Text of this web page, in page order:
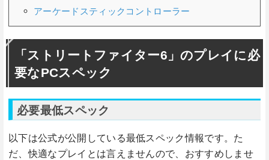
アーケードスティックコントローラー
「ストリートファイター6」のプレイに必
要なPCスペック
必要最低スペック
以下は公式が公開している最低スペック情報です。た
だ、快適なプレイとは言えませんので、おすすめしませ